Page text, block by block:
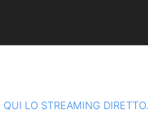
QUI LO STREAMING DIRETTO.